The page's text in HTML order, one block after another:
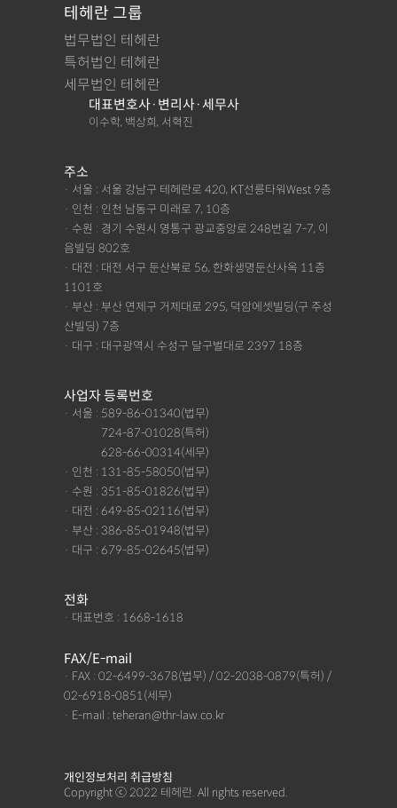
테헤란 그룹
법무법인 테헤란
특허법인 테헤란
세무법인 테헤란
대표변호사·변리사·세무사
이수학, 백상희, 서혁진
주소
· 서울 : 서울 강남구 테헤란로 420, KT선릉타워West 9층
· 인천 : 인천 남동구 미래로 7, 10층
· 수원 : 경기 수원시 영통구 광교중앙로 248번길 7-7, 이
음빌딩 802호
· 대전 : 대전 서구 둔산북로 56, 한화생명둔산사옥 11층
1101호
· 부산 : 부산 연제구 거제대로 295, 덕암에셋빌딩(구 주성
산빌딩) 7층
· 대구 : 대구광역시 수성구 달구벌대로 2397 18층
사업자 등록번호
· 서울 : 589-86-01340(법무)
724-87-01028(특허)
628-66-00314(세무)
· 인천 : 131-85-58050(법무)
· 수원 : 351-85-01826(법무)
· 대전 : 649-85-02116(법무)
· 부산 : 386-85-01948(법무)
· 대구 : 679-85-02645(법무)
전화
· 대표번호 : 1668-1618
FAX/E-mail
· FAX : 02-6499-3678(법무) / 02-2038-0879(특허) /
02-6918-0851(세무)
· E-mail : teheran@thr-law.co.kr
개인정보처리 취급방침
Copyright ⓒ 2022 테헤란. All rights reserved.